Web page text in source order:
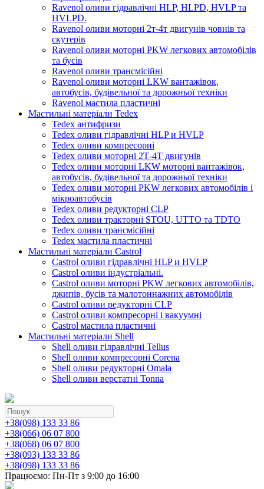
Ravenol оливи гідравлічні HLP, HLPD, HVLP та
HVLPD.
Ravenol оливи моторні 2т-4т двигунів човнів та
скутерів
Ravenol оливи моторні PKW легкових автомобілів
та бусів
Ravenol оливи трансмісійні
Ravenol оливи моторні LKW вантажівок,
автобусів, будівельної та дорожньої техніки
Ravenol мастила пластичні
Мастильні матеріали Tedex
Tedex антифризи
Tedex оливи гідравлічні HLP и HVLP
Tedex оливи компресорні
Tedex оливи моторні 2Т-4Т двигунів
Tedex оливи моторні LKW моторні вантажівок,
автобусів, будівельної та дорожньої техніки
Tedex оливи моторні PKW легкових автомобілів і
мікроавтобусів
Tedex оливи редукторні CLP
Tedex оливи тракторні STOU, UTTO та TDTO
Tedex оливи трансмісійні
Tedex мастила пластичні
Мастильні матеріали Castrol
Castrol оливи гідравлічні HLP и HVLP
Castrol оливи індустріальні.
Castrol оливи моторні PKW легкових автомобілів,
джипів, бусів та малотоннажних автомобілів
Castrol оливи редукторні CLP
Castrol оливи компресорні і вакуумні
Castrol мастила пластичні
Мастильні матеріали Shell
Shell оливи гідравлічні Tellus
Shell оливи компресорні Corena
Shell оливи редукторні Omala
Shell оливи верстатні Tonna
+38(098) 133 33 86
+38(066) 06 07 800
+38(068) 06 07 800
+38(093) 133 33 86
+38(098) 133 33 86
Працюємо: Пн-Пт з 9:00 до 16:00